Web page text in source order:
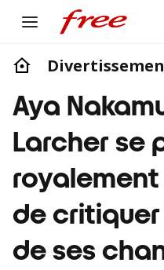
Aya
Larcher se
de
de ses